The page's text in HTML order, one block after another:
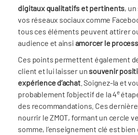
digitaux qualitatifs et pertinents,
vos réseaux sociaux comme
tous ces éléments peuvent attirer
audience et ainsi amorcer le
Ces points permettent également
client et lui laisser un souvenir
expérience d’achat. Soignez-la et
probablement l’objectif de la 4e
des recommandations. Ces
nourrir le ZMOT, formant un cercle
somme, l’enseignement clé est bien